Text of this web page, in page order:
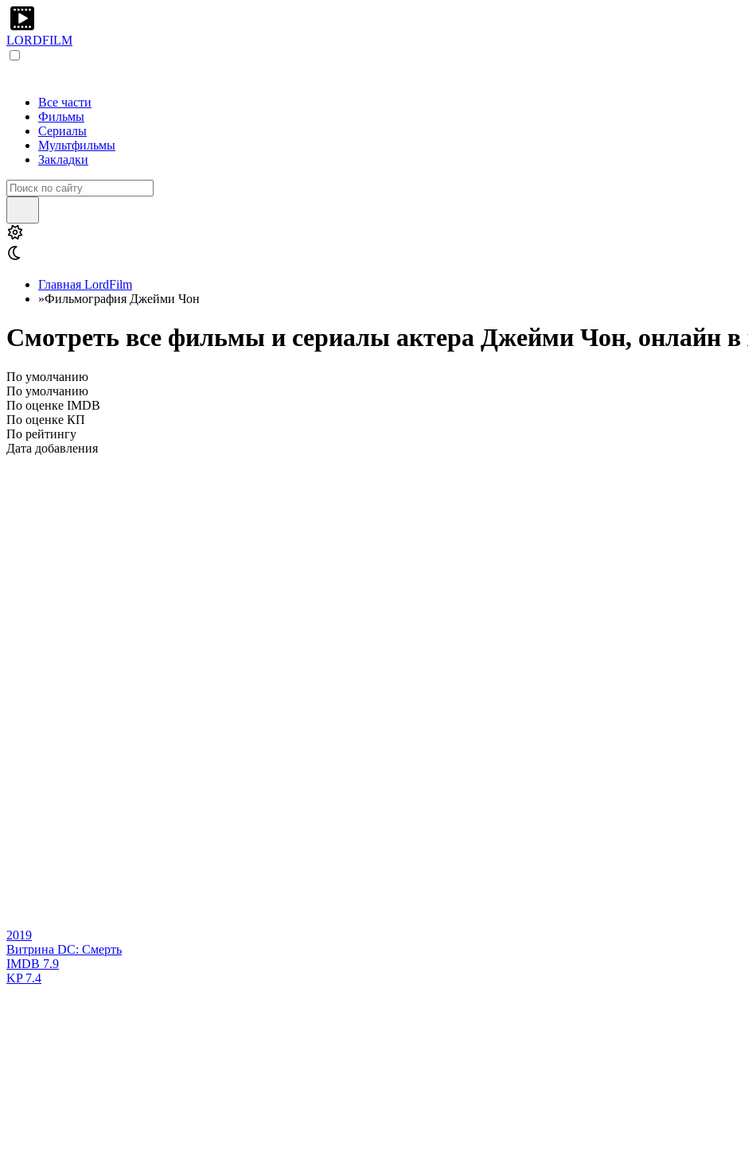
LORDFILM
Все части
Фильмы
Сериалы
Мультфильмы
Закладки
Главная LordFilm
»Фильмография Джейми Чон
Смотреть все фильмы и сериалы актера Джейми Чон, онлайн в
По умолчанию
По умолчанию
По оценке IMDB
По оценке КП
По рейтингу
Дата добавления
2019
Витрина DC: Смерть
IMDB 7.9
KP7.4